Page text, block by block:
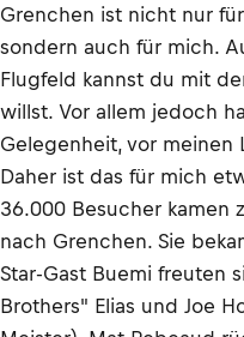
Grenchen ist nicht nur
sondern auch für mich.
Flugfeld kannst du mit
willst. Vor allem jedoch
Gelegenheit, vor meinen
Daher ist das für mich
36.000 Besucher kamen
nach Grenchen. Sie
Star-Gast Buemi freuten
Brothers" Elias und Joe